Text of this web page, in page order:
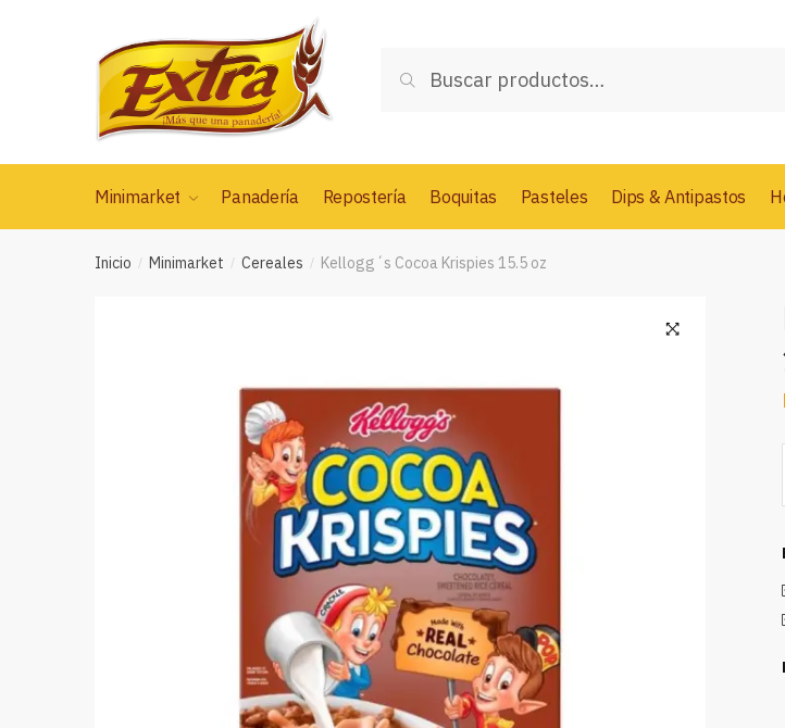
por:
Buscar
Minimarket Panadería Repostería Boquitas Pasteles Dips & Antipastos
Inicio / Minimarket / Cereales / Kellogg´s Cocoa Krispies 15.5 oz